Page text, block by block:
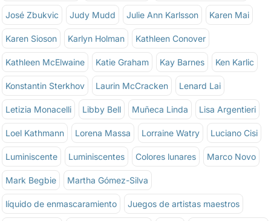
José Zbukvic Judy Mudd Julie Ann Karlsson Karen Mai
Karen Sioson Karlyn Holman Kathleen Conover
Kathleen McElwaine Katie Graham Kay Barnes Ken Karlic
Konstantin Sterkhov Laurin McCracken Lenard Lai
Letizia Monacelli Libby Bell Muñeca Linda Lisa Argentieri
Loel Kathmann Lorena Massa Lorraine Watry Luciano Cisi
Luminiscente Luminiscentes Colores lunares Marco Novo
Mark Begbie Martha Gómez-Silva
líquido de enmascaramiento Juegos de artistas maestros